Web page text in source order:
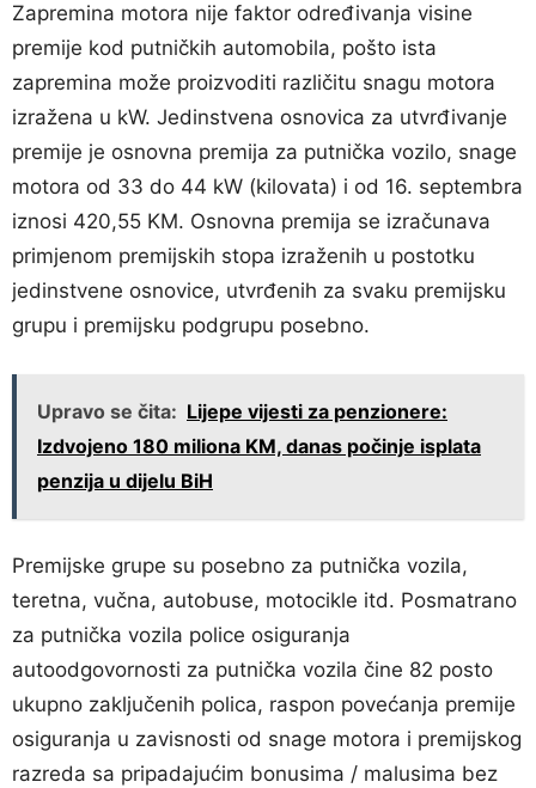
Zapremina motora nije faktor određivanja visine
premije kod putničkih automobila, pošto ista
zapremina može proizvoditi različitu snagu motora
izražena u kW. Jedinstvena osnovica za utvrđivanje
premije je osnovna premija za putnička vozilo, snage
motora od 33 do 44 kW (kilovata) i od 16. septembra
iznosi 420,55 KM. Osnovna premija se izračunava
primjenom premijskih stopa izraženih u postotku
jedinstvene osnovice, utvrđenih za svaku premijsku
grupu i premijsku podgrupu posebno.
Upravo se čita: Lijepe vijesti za penzionere:
Izdvojeno 180 miliona KM, danas počinje isplata
penzija u dijelu BiH
Premijske grupe su posebno za putnička vozila,
teretna, vučna, autobuse, motocikle itd. Posmatrano
za putnička vozila police osiguranja
autoodgovornosti za putnička vozila čine 82 posto
ukupno zaključenih polica, raspon povećanja premije
osiguranja u zavisnosti od snage motora i premijskog
razreda sa pripadajućim bonusima / malusima bez